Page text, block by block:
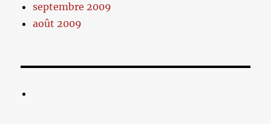
septembre 2009
août 2009